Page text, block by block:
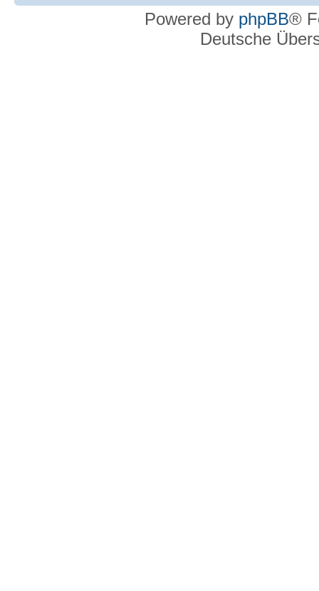
Powered by phpBB®
Deutsche